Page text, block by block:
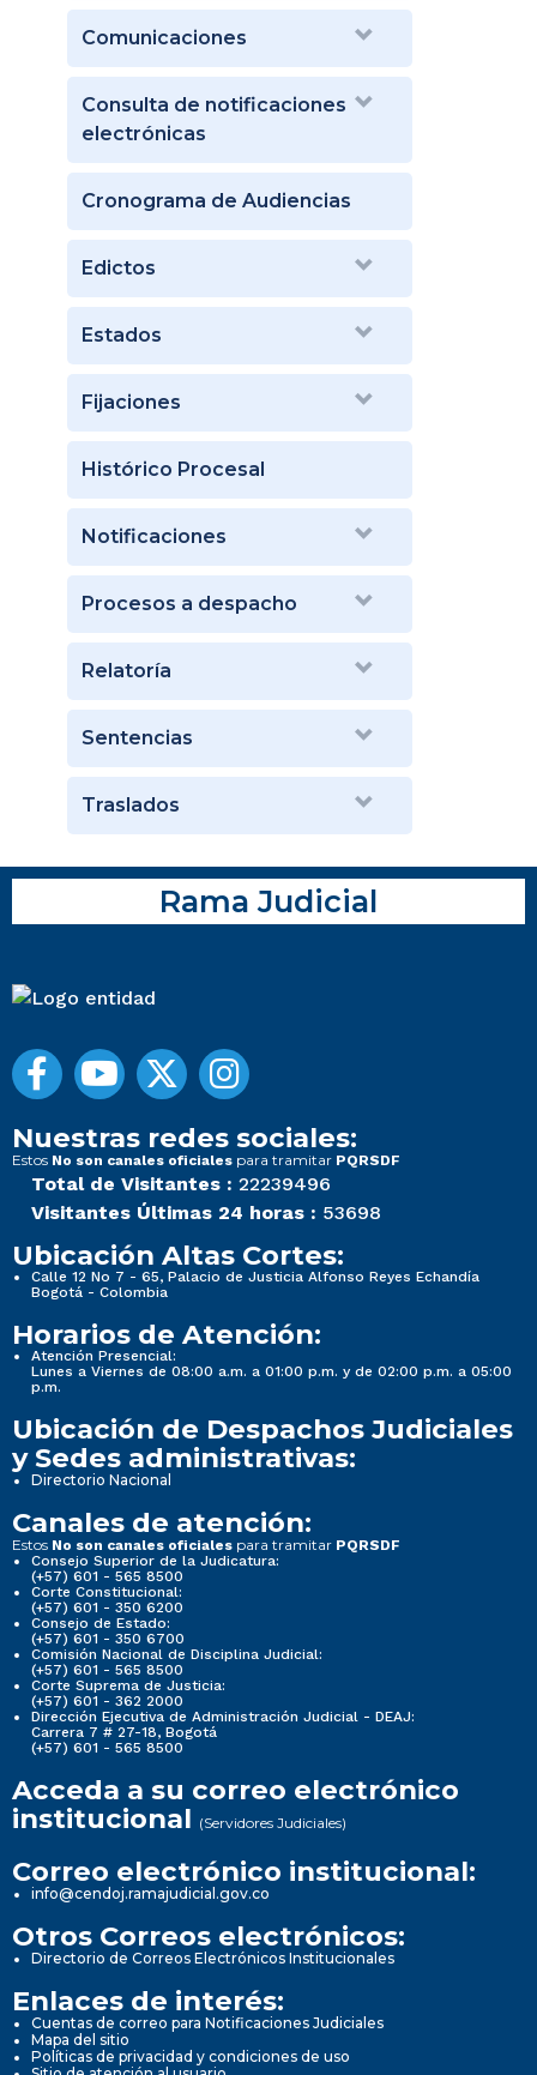
Comunicaciones
Consulta de notificaciones
electrónicas
Cronograma de Audiencias
Edictos
Estados
Fijaciones
Histórico Procesal
Notificaciones
Procesos a despacho
Relatoría
Sentencias
Traslados
Rama Judicial
Nuestras redes sociales:
Estos No son canales oficiales para tramitar PQRSDF
Total de Visitantes : 22239496
Visitantes Últimas 24 horas : 53698
Ubicación Altas Cortes:
Calle 12 No 7 - 65, Palacio de Justicia Alfonso Reyes Echandía
Bogotá - Colombia
Horarios de Atención:
Atención Presencial:
Lunes a Viernes de 08:00 a.m. a 01:00 p.m. y de 02:00 p.m. a 05:00
p.m.
Ubicación de Despachos Judiciales
y Sedes administrativas:
Directorio Nacional
Canales de atención:
Estos No son canales oficiales para tramitar PQRSDF
Consejo Superior de la Judicatura:
(+57) 601 - 565 8500
Corte Constitucional:
(+57) 601 - 350 6200
Consejo de Estado:
(+57) 601 - 350 6700
Comisión Nacional de Disciplina Judicial:
(+57) 601 - 565 8500
Corte Suprema de Justicia:
(+57) 601 - 362 2000
Dirección Ejecutiva de Administración Judicial - DEAJ:
Carrera 7 # 27-18, Bogotá
(+57) 601 - 565 8500
Acceda a su correo electrónico
institucional (Servidores Judiciales)
Correo electrónico institucional:
info@cendoj.ramajudicial.gov.co
Otros Correos electrónicos:
Directorio de Correos Electrónicos Institucionales
Enlaces de interés:
Cuentas de correo para Notificaciones Judiciales
Mapa del sitio
Políticas de privacidad y condiciones de uso